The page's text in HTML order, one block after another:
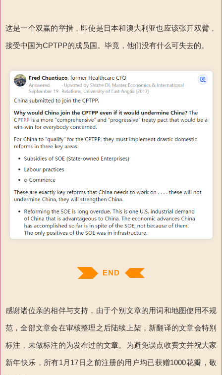
这是一个双赢的举措，即使是日本和澳大利亚也应该张开双臂，
接受中国为CPTPP的成员国。毕竟，他们没有什么可失去的。
END
感谢诸位亲的相伴与支持，由于个别文章的用词和地图使用不规
范，全部文章会在审核整理之后陆续上架，新翻译的文章会特别
标注，未做标注的为发布过的文章。为避免误点收费文并祝大家
新年快乐，所有1月17日之前注册的用户均已获赠1000花瓣，敬